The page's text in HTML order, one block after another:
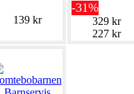
139 kr
-31%
329 kr
227 kr